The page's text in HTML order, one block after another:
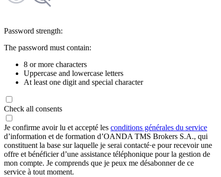
Password strength:
The password must contain:
8 or more characters
Uppercase and lowercase letters
At least one digit and special character
Check all consents
Je confirme avoir lu et accepté les conditions générales du service
d’information et de formation d’OANDA TMS Brokers S.A., qui
constituent la base sur laquelle je serai contacté·e pour recevoir une
offre et bénéficier d’une assistance téléphonique pour la gestion de
mon compte. Je comprends que je peux me désabonner de ce
service à tout moment.